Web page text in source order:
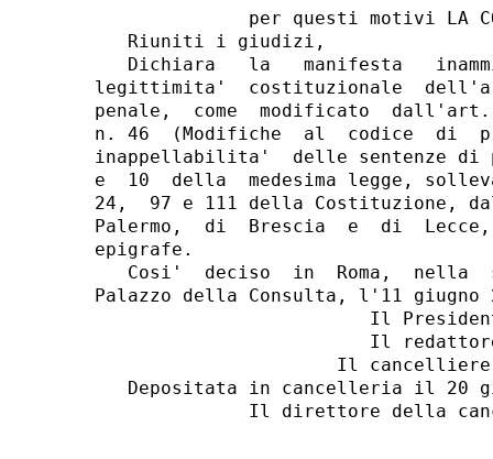
per questi motivi LA
   Riuniti i giudizi,
Dichiara   la   manifesta
legittimita'  costituzionale
penale,  come  modificato
n. 46  (Modifiche  al  codice  di
inappellabilita'  delle sentenze di
e  10  della  medesima legge,
24,  97 e 111 della Costituzione,
Palermo,  di  Brescia  e  di
epigrafe.
Cosi'  deciso  in  Roma,  nella
Palazzo della Consulta, l'11 giugno
Il
Il
Il
Depositata in cancelleria il 20